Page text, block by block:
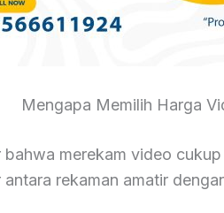
Mengapa Memilih Harga
merekam video
rekaman amatir